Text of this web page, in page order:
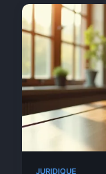
JURIDIQUE